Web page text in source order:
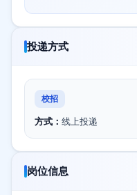
投递方式
校招
方式： 线上投递
岗位信息